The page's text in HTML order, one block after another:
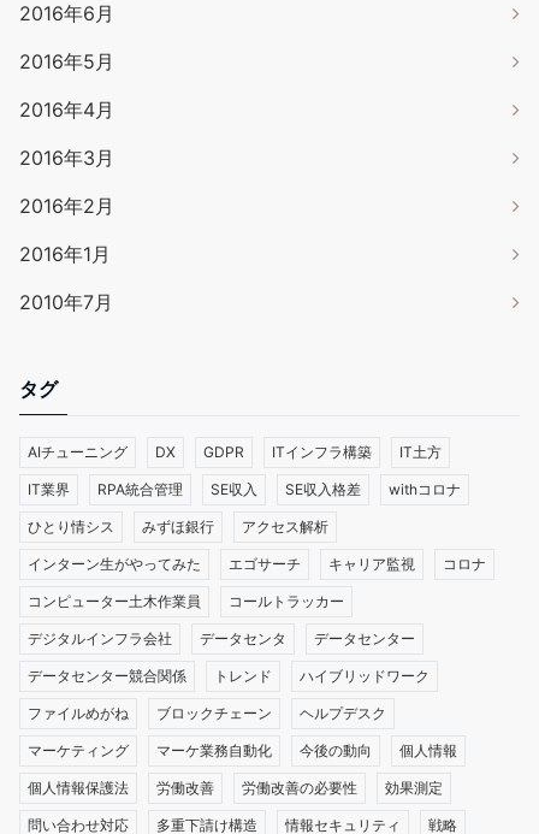
2016年6月
2016年5月
2016年4月
2016年3月
2016年2月
2016年1月
2010年7月
タグ
AIチューニング DX GDPR ITインフラ構築 IT土方
IT業界 RPA統合管理 SE収入 SE収入格差 withコロナ
ひとり情シス みずほ銀行 アクセス解析
インターン生がやってみた エゴサーチ キャリア監視 コロナ
コンピューター土木作業員 コールトラッカー
デジタルインフラ会社 データセンタ データセンター
データセンター競合関係 トレンド ハイブリッドワーク
ファイルめがね ブロックチェーン ヘルプデスク
マーケティング マーケ業務自動化 今後の動向 個人情報
個人情報保護法 労働改善 労働改善の必要性 効果測定
問い合わせ対応 多重下請け構造 情報セキュリティ 戦略